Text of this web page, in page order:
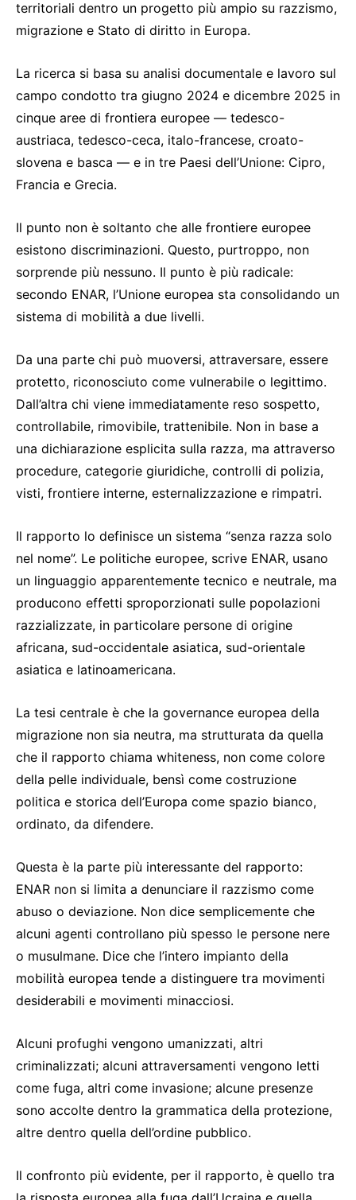
territoriali dentro un progetto più ampio su razzismo,
migrazione e Stato di diritto in Europa.
La ricerca si basa su analisi documentale e lavoro sul
campo condotto tra giugno 2024 e dicembre 2025 in
cinque aree di frontiera europee — tedesco-
austriaca, tedesco-ceca, italo-francese, croato-
slovena e basca — e in tre Paesi dell’Unione: Cipro,
Francia e Grecia.
Il punto non è soltanto che alle frontiere europee
esistono discriminazioni. Questo, purtroppo, non
sorprende più nessuno. Il punto è più radicale:
secondo ENAR, l’Unione europea sta consolidando un
sistema di mobilità a due livelli.
Da una parte chi può muoversi, attraversare, essere
protetto, riconosciuto come vulnerabile o legittimo.
Dall’altra chi viene immediatamente reso sospetto,
controllabile, rimovibile, trattenibile. Non in base a
una dichiarazione esplicita sulla razza, ma attraverso
procedure, categorie giuridiche, controlli di polizia,
visti, frontiere interne, esternalizzazione e rimpatri.
Il rapporto lo definisce un sistema “senza razza solo
nel nome”. Le politiche europee, scrive ENAR, usano
un linguaggio apparentemente tecnico e neutrale, ma
producono effetti sproporzionati sulle popolazioni
razzializzate, in particolare persone di origine
africana, sud-occidentale asiatica, sud-orientale
asiatica e latinoamericana.
La tesi centrale è che la governance europea della
migrazione non sia neutra, ma strutturata da quella
che il rapporto chiama whiteness, non come colore
della pelle individuale, bensì come costruzione
politica e storica dell’Europa come spazio bianco,
ordinato, da difendere.
Questa è la parte più interessante del rapporto:
ENAR non si limita a denunciare il razzismo come
abuso o deviazione. Non dice semplicemente che
alcuni agenti controllano più spesso le persone nere
o musulmane. Dice che l’intero impianto della
mobilità europea tende a distinguere tra movimenti
desiderabili e movimenti minacciosi.
Alcuni profughi vengono umanizzati, altri
criminalizzati; alcuni attraversamenti vengono letti
come fuga, altri come invasione; alcune presenze
sono accolte dentro la grammatica della protezione,
altre dentro quella dell’ordine pubblico.
Il confronto più evidente, per il rapporto, è quello tra